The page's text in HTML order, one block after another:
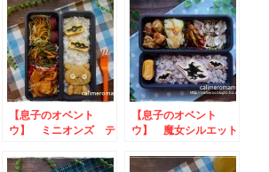
【息子のオベント
ウ】 ミニオンズ テ
【息子のオベント
ウ】 魔女シルエット